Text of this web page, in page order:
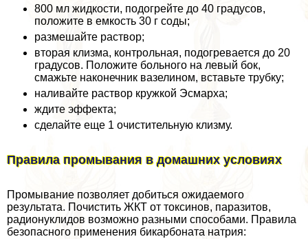
800 мл жидкости, подогрейте до 40 градусов,
положите в емкость 30 г соды;
размешайте раствор;
вторая клизма, контрольная, подогревается до 20
градусов. Положите больного на левый бок,
смажьте наконечник вазелином, вставьте трубку;
наливайте раствор кружкой Эсмарха;
ждите эффекта;
сделайте еще 1 очистительную клизму.
Правила промывания в домашних условиях
Промывание позволяет добиться ожидаемого
результата. Почистить ЖКТ от токсинов, паразитов,
радионуклидов возможно разными способами. Правила
безопасного применения бикарбоната натрия: